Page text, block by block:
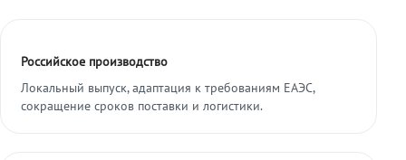
Российское производство
Локальный выпуск, адаптация к требованиям ЕАЭС,
сокращение сроков поставки и логистики.